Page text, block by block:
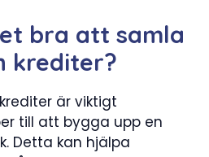
bra att samla
krediter?
är viktigt
till att bygga upp en
Detta kan hjälpa